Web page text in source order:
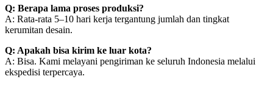
Q: Berapa lama proses produksi?
A: Rata-rata 5–10 hari kerja tergantung jumlah dan tingkat
kerumitan desain.
Q: Apakah bisa kirim ke luar kota?
A: Bisa. Kami melayani pengiriman ke seluruh Indonesia melalui
ekspedisi terpercaya.